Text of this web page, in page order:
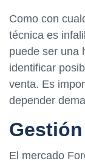
Como con
técnica es
puede ser una
identificar
venta. Es
depender
El mercado